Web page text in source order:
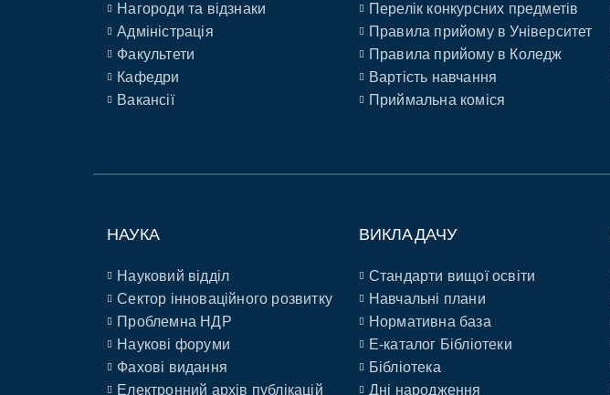
Нагороди та відзнаки
Адміністрація
Факультети
Кафедри
Вакансії
Перелік конкурсних предметів
Правила прийому в Університет
Правила прийому в Коледж
Вартість навчання
Приймальна коміся
НАУКА
Науковий відділ
Сектор інноваційного розвитку
Проблемна НДР
Наукові форуми
Фахові видання
Електронний архів публікацій
ВИКЛАДАЧУ
Стандарти вищої освіти
Навчальні плани
Нормативна база
E-каталог Бібліотеки
Бібліотека
Дні народження